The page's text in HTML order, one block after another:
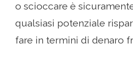
o scioccare è
qualsiasi potenziale
fare in termini di denaro